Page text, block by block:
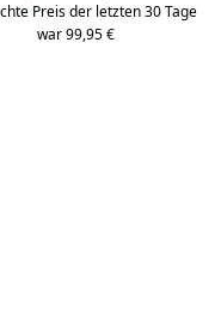
Preis der letzten 30 Tage
war 99,95 €